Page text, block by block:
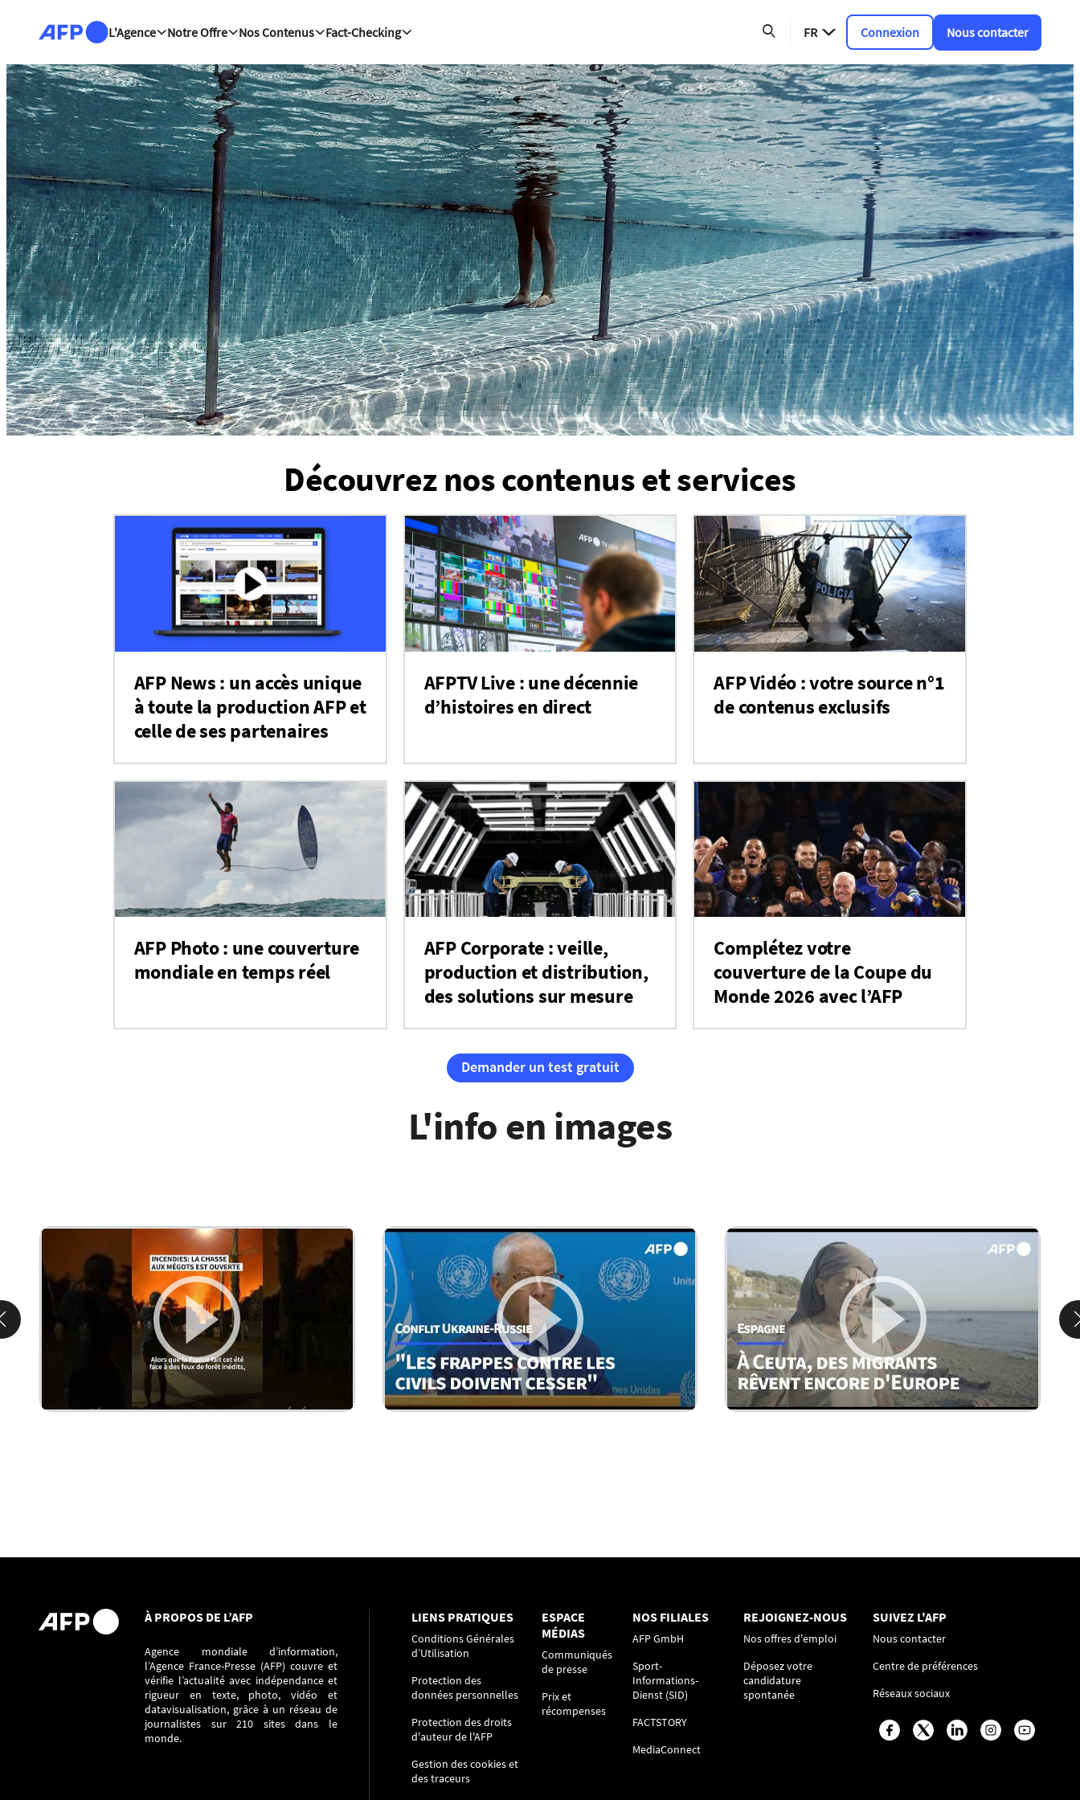
L'Agence
Notre Offre Nos Contenus Fact-Checking FR Connexion Nous contacter
Plateforme de l'info
Découvrez nos contenus et services
AFP News : un accès unique
à toute la production AFP et
celle de ses partenaires
AFPTV Live : une décennie
d’histoires en direct
AFP Vidéo : votre source n°1
de contenus exclusifs
AFP Photo : une couverture
mondiale en temps réel
AFP Corporate : veille,
production et distribution,
des solutions sur mesure
Complétez votre
couverture de la Coupe du
Monde 2026 avec l’AFP
Demander un test gratuit
L'info en images
À PROPOS DE L’AFP
Agence mondiale d’information,
l’Agence France-Presse (AFP) couvre et
vérifie l’actualité avec indépendance et
rigueur en texte, photo, vidéo et
datavisualisation, grâce à un réseau de
journalistes sur 210 sites dans le
monde.
LIENS PRATIQUES
Conditions Générales
d’Utilisation
Protection des
données personnelles
Protection des droits
d'auteur de l'AFP
Gestion des cookies et
des traceurs
ESPACE
MÉDIAS
Communiqués
de presse
Prix et
récompenses
NOS FILIALES
AFP GmbH
Sport-
Informations-
Dienst (SID)
FACTSTORY
MediaConnect
REJOIGNEZ-NOUS
Nos offres d'emploi
Déposez votre
candidature
spontanée
SUIVEZ L'AFP
Nous contacter
Centre de préférences
Réseaux sociaux